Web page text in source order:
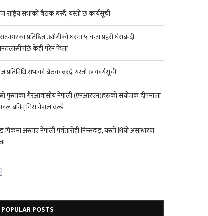
राष्ट्रिय सभाको बैठक बस्दै, यस्तो छ कार्यसूची
प्रतिष्ठित उद्योगीको घरमा ५ घन्टा प्रहरी घेराबन्दी,
केही परेन फेला
प्रतिनिधि सभाको बैठक बस्दै, यस्तो छ कार्यसूची
पुस्ताका गैरआवासीय नेपाली (एनआरएन)हरूको संयोजक दीपमाला
बनिन् मिस नेपाल वर्ल्ड
पिकमा अस्ताए नेपाली पर्वतारोही निम्सदाइ, यस्तो थियो असाधारण
POPULAR POSTS